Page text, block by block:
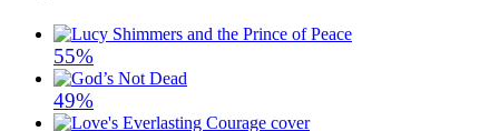
55%
49%